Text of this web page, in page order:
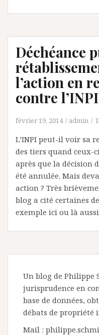
Déchéance
l’action en
contre
février 19, 2014 admin
L’INPI peut-il voir sa
des tiers quand ceux-
après que la décision
été annulée. Mais
action ? Très
blog a cité certaines
exemple ici ou là
Un blog de Philippe
jurisprudence en
base de données,
débats de propriété
Mail :